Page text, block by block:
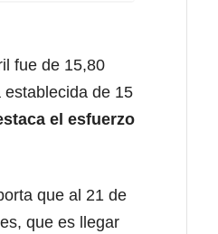
fue de 15,80
de 15
el esfuerzo
que al 21 de
que es llegar